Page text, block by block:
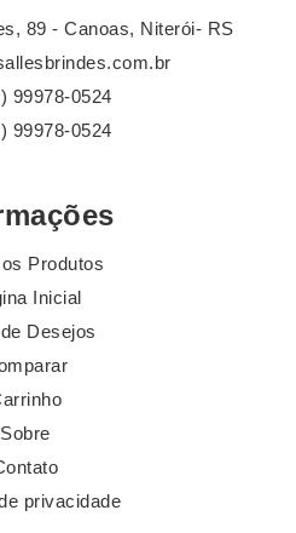
89 - Canoas, Niterói- RS
99978-0524
99978-0524
Produtos
Inicial
Desejos
Sobre
privacidade